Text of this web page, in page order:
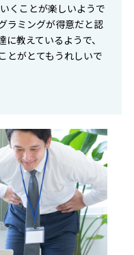
くことが楽しいようで
ラミングが得意だと認
教えているようで、
とがとてもうれしいで